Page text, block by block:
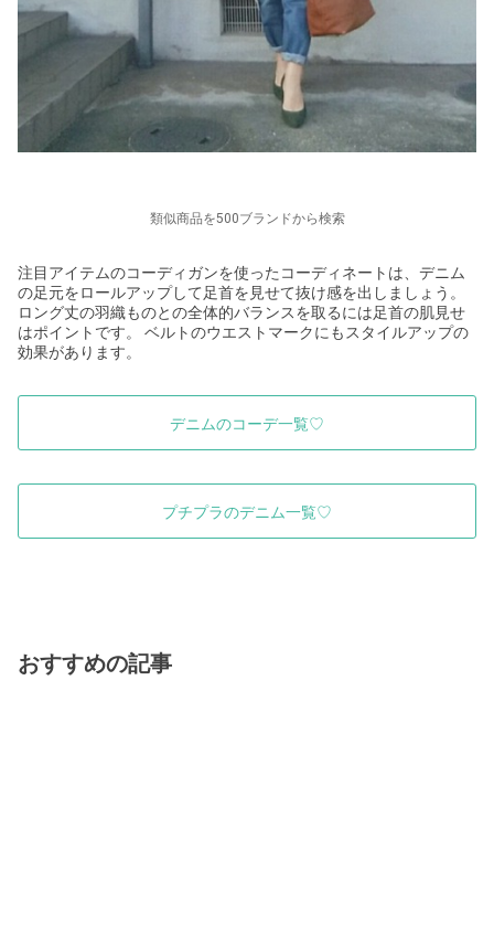
類似商品を500ブランドから検索
注目アイテムのコーディガンを使ったコーディネートは、デニム
の足元をロールアップして足首を見せて抜け感を出しましょう。
ロング丈の羽織ものとの全体的バランスを取るには足首の肌見せ
はポイントです。 ベルトのウエストマークにもスタイルアップの
効果があります。
デニムのコーデ一覧♡
プチプラのデニム一覧♡
おすすめの記事